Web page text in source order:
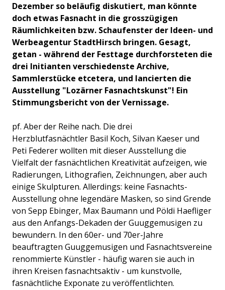
Dezember so beläufig diskutiert, man könnte
doch etwas Fasnacht in die grosszügigen
Räumlichkeiten bzw. Schaufenster der Ideen- und
Werbeagentur StadtHirsch bringen. Gesagt,
getan - während der Festtage durchforsteten die
drei Initianten verschiedenste Archive,
Sammlerstücke etcetera, und lancierten die
Ausstellung "Lozärner Fasnachtskunst"! Ein
Stimmungsbericht von der Vernissage.
pf. Aber der Reihe nach. Die drei
Herzblutfasnächtler Basil Koch, Silvan Kaeser und
Peti Federer wollten mit dieser Ausstellung die
Vielfalt der fasnächtlichen Kreativität aufzeigen, wie
Radierungen, Lithografien, Zeichnungen, aber auch
einige Skulpturen. Allerdings: keine Fasnachts-
Ausstellung ohne legendäre Masken, so sind Grende
von Sepp Ebinger, Max Baumann und Pöldi Haefliger
aus den Anfangs-Dekaden der Guuggemusigen zu
bewundern. In den 60er- und 70er-Jahre
beauftragten Guuggemusigen und Fasnachtsvereine
renommierte Künstler - häufig waren sie auch in
ihren Kreisen fasnachtsaktiv - um kunstvolle,
fasnächtliche Exponate zu veröffentlichten.